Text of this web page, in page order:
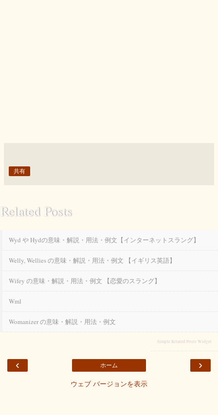
共有
Related Posts
Wyd や Hydの意味・解説・用法・例文【インターネットスラング】
Welly, Wellies の意味・解説・用法・例文 【イギリス英語】
Wifey の意味・解説・用法・例文 【恋愛のスラング】
Wml
Womanizer の意味・解説・用法・例文
Simple Related Posts Widget
‹ ›
ホーム
ウェブ バージョンを表示